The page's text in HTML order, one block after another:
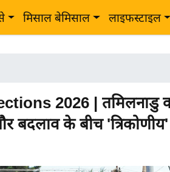
मिसाल बेमिसाल लाइफस्टाइल
2026 | तमिलनाडु
बदलाव के बीच 'त्रिकोणीय'